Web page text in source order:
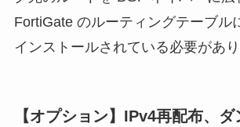
FortiGate のルーティングテーブル
インストールされている必要があり
【オプション】IPv4再配布、